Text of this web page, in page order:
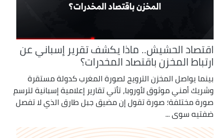
اقتصاد الحشيش.. ماذا يكشف تقرير إسباني عن
ارتباط المخزن باقتصاد المخدرات؟
بينما يواصل المخزن الترويج لصورة المغرب كدولة مستقرة
وشريك أمني موثوق لأوروبا، تأتي تقارير إعلامية إسبانية لترسم
صورة مختلفة؛ صورة تقول إن مضيق جبل طارق الذي لا تفصل
ضفتيه سوى ...